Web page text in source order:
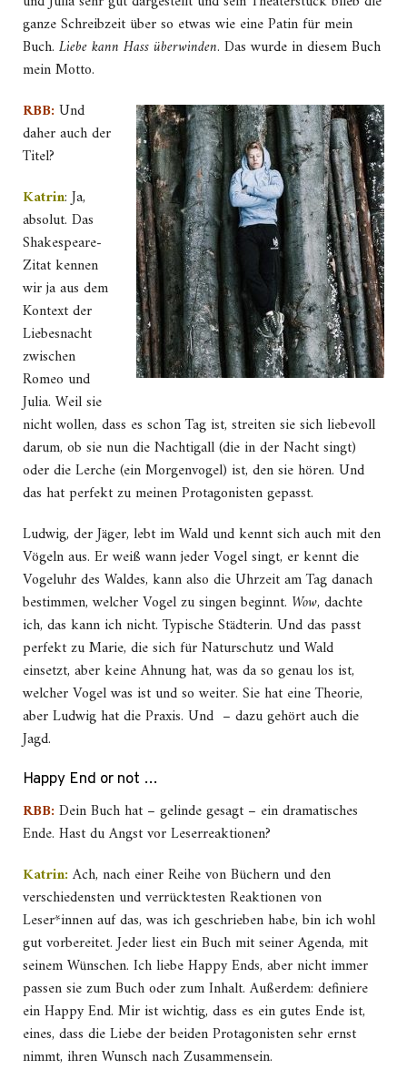
ganze Schreibzeit über so etwas wie eine Patin für mein
Buch. Liebe kann Hass überwinden. Das wurde in diesem Buch
mein Motto.
RBB:Und
daher auch der
Titel?
Katrin: Ja,
absolut. Das
Shakespeare-
Zitat kennen
wir ja aus dem
Kontext der
Liebesnacht
zwischen
Romeo und
Julia. Weil sie
nicht wollen, dass es schon Tag ist, streiten sie sich liebevoll
darum, ob sie nun die Nachtigall (die in der Nacht singt)
oder die Lerche (ein Morgenvogel) ist, den sie hören. Und
das hat perfekt zu meinen Protagonisten gepasst.
Ludwig, der Jäger, lebt im Wald und kennt sich auch mit den
Vögeln aus. Er weiß wann jeder Vogel singt, er kennt die
Vogeluhr des Waldes, kann also die Uhrzeit am Tag danach
bestimmen, welcher Vogel zu singen beginnt. Wow, dachte
ich, das kann ich nicht. Typische Städterin. Und das passt
perfekt zu Marie, die sich für Naturschutz und Wald
einsetzt, aber keine Ahnung hat, was da so genau los ist,
welcher Vogel was ist und so weiter. Sie hat eine Theorie,
aber Ludwig hat die Praxis. Und – dazu gehört auch die
Jagd.
Happy End or not …
RBB:Dein Buch hat – gelinde gesagt – ein dramatisches
Ende. Hast du Angst vor Leserreaktionen?
Katrin:Ach, nach einer Reihe von Büchern und den
verschiedensten und verrücktesten Reaktionen von
Leser*innen auf das, was ich geschrieben habe, bin ich wohl
gut vorbereitet. Jeder liest ein Buch mit seiner Agenda, mit
seinem Wünschen. Ich liebe Happy Ends, aber nicht immer
passen sie zum Buch oder zum Inhalt. Außerdem: definiere
ein Happy End. Mir ist wichtig, dass es ein gutes Ende ist,
eines, dass die Liebe der beiden Protagonisten sehr ernst
nimmt, ihren Wunsch nach Zusammensein.